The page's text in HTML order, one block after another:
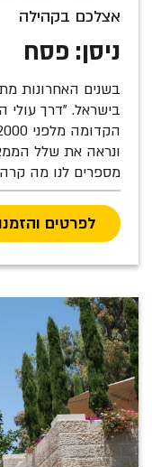
אצלכם בקהילה
ניסן: פסח
בשנים האחרונות
בישראל. "דרך עולי
ונראה את שלל
מספרים לנו מה
לפרטים